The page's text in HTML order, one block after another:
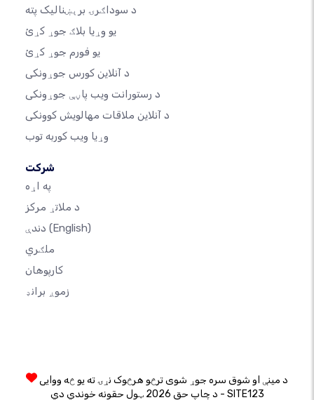
د سوداګرۍ برېښنالیک پته
یو وړیا بلاګ جوړ کړئ
یو فورم جوړ کړئ
د آنلاین کورس جوړونکی
د رستورانت ویب پاڼې جوړونکی
د آنلاین ملاقات مهالویش کوونکی
وړیا ویب کوربه توب
شرکت
په اړه
د ملاتړ مرکز
(English)
ملګري
کارپوهان
زموږ برانډ
د مینې او شوق سره جوړ شوی ترڅو هرڅوک نړۍ ته یو څه ووایی
د چاپ حق 2026 ټول حقونه خوندي دي - SITE123